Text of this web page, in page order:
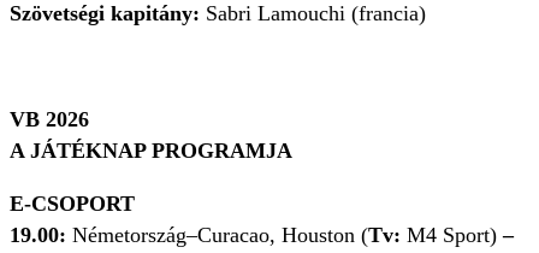
Szövetségi kapitány: Sabri Lamouchi (francia)
VB 2026
A JÁTÉKNAP PROGRAMJA
E-CSOPORT
19.00: Németország–Curacao, Houston (Tv: M4 Sport)–